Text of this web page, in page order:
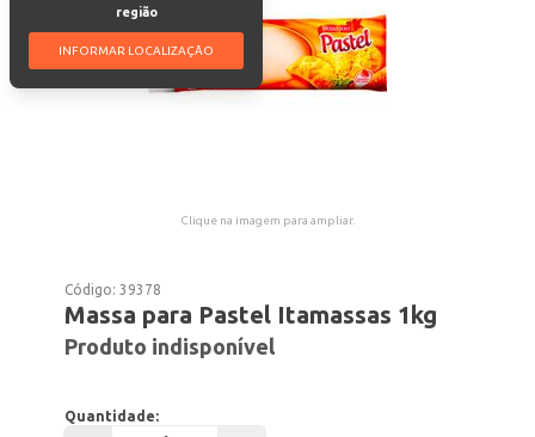
região
INFORMAR LOCALIZAÇÃO
Clique na imagem para ampliar.
Código:39378
Massa para Pastel Itamassas 1kg
Produto indisponível
Quantidade: